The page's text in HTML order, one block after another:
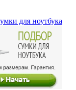
для ноутбука